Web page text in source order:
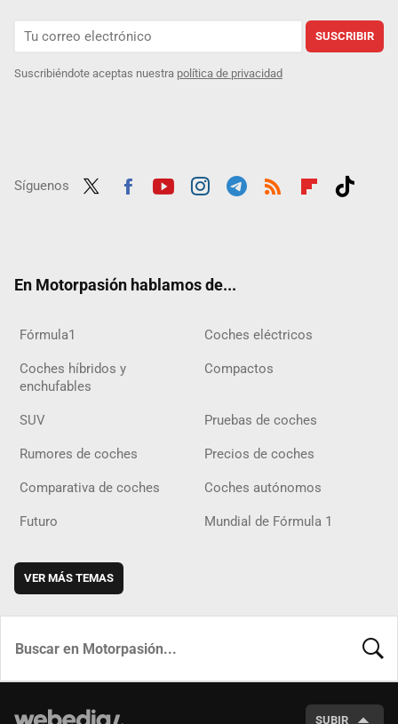
SUSCRIBIR
Suscribiéndote aceptas nuestra política de privacidad
Síguenos
En Motorpasión hablamos de...
Fórmula1 Coches eléctricos
Coches híbridos y
enchufables
Compactos
SUV Pruebas de coches
Rumores de coches Precios de coches
Comparativa de coches Coches autónomos
Futuro Mundial de Fórmula 1
VER MÁS TEMAS
SUBIR